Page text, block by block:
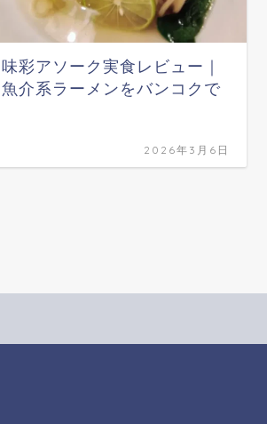
彩アソーク実食レビュー｜
介系ラーメンをバンコクで
2026年3月6日